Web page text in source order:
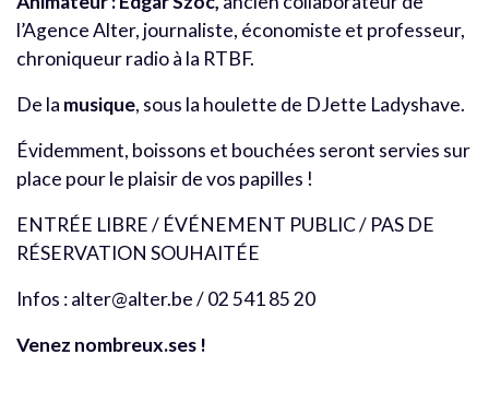
l’Agence Alter, journaliste, économiste et professeur,
chroniqueur radio à la RTBF.
De la musique, sous la houlette de DJette Ladyshave.
Évidemment, boissons et bouchées seront servies sur
place pour le plaisir de vos papilles !
ENTRÉE LIBRE / ÉVÉNEMENT PUBLIC / PAS DE
RÉSERVATION SOUHAITÉE
Infos : alter@alter.be / 02 541 85 20
Venez nombreux.ses !